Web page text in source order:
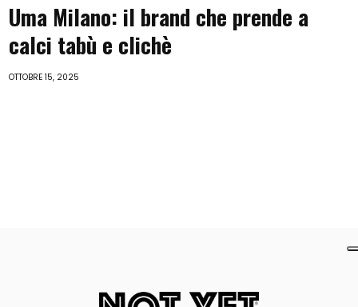
Uma Milano: il brand che prende a
calci tabù e clichè
OTTOBRE 15, 2025